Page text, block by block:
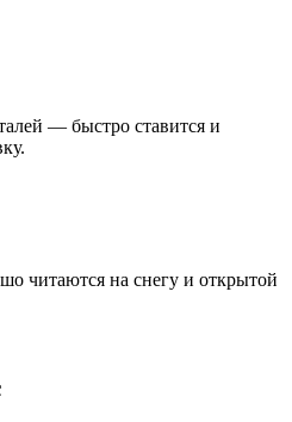
— быстро ставится и
читаются на снегу и открытой